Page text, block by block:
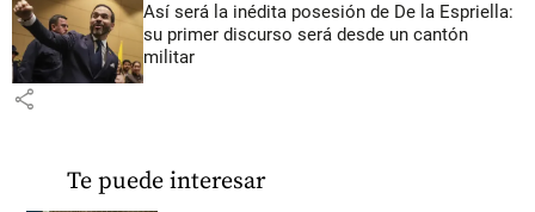
Así será la inédita posesión de De la Espriella:
su primer discurso será desde un cantón
militar
share
Te puede interesar